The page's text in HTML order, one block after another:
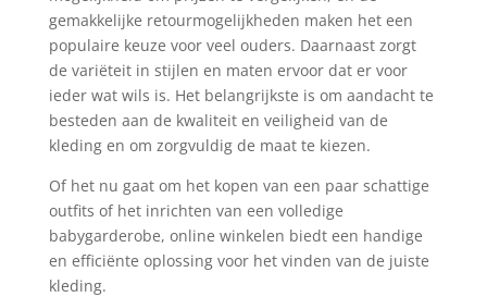
gemakkelijke retourmogelijkheden maken het een
populaire keuze voor veel ouders. Daarnaast zorgt
de variëteit in stijlen en maten ervoor dat er voor
ieder wat wils is. Het belangrijkste is om aandacht te
besteden aan de kwaliteit en veiligheid van de
kleding en om zorgvuldig de maat te kiezen.
Of het nu gaat om het kopen van een paar schattige
outfits of het inrichten van een volledige
babygarderobe, online winkelen biedt een handige
en efficiënte oplossing voor het vinden van de juiste
kleding.